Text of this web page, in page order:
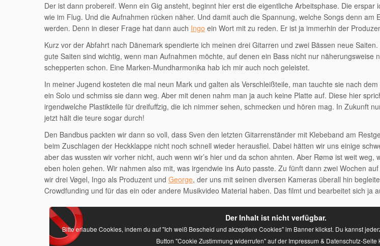
Der ist dann probereif. Wenn ein Gig ansteht, beginnt hier erst die eigentliche Arbeitsphase. Die erspar
wie im Flug. Und die Aufnahmen rücken näher. Und damit auch die Spannung, welche Songs denn am
werden. Denn in dieser Frage hat dann auch Ingo ein Wort mit zu reden. Er ist ja immerhin der
Kurz vor der Abfahrt nach Dänemark spendierte ich meinen drei Gitarren und zwei Bässen neue
gute Saiten sind wichtig, wenn man Aufnahmen möchte, auf denen ein Bass nicht nur näherungsweise
schepperten schon. Eine Marken-Mundharmonika hab ich mir auch noch geleistet.
In meiner Jugend kosteten die mal neun Mark und galten als Verschleißteile, man tauchte sie nach
ein Solo und schmiss sie dann weg. Aber mit denen nahm man ja auch keine Platte auf. Diese hier
irgendwelche Plastikteile für dreifuffzig, die ich nimmer sehen, schmecken und hören mag. In Zukunft
jetzt hält die teure sogar durch!
Den Bandbus packten wir dann so voll, dass Sven den letzten Gitarrenständer mit Klebeband am
beim Zuschlagen der Heckklappe nicht noch schnell wieder herausfiel. Dabei hätten wir uns einige
aber das wussten wir vorher nicht, auch wenn wir’s hier und da schon ahnten. Aber Rømø ist weit weg,
eben holen gehen. Wir nahmen also mit, was irgendwie ins Auto passte. Zu fünft dann zwei Wochen
wir drei Vøgel, Ingo als Produzent und George, der uns mit seinen diversen Kameras überall hin
Crowdfunding und für das ein oder andere Musikvideo Material haben. Das filmt und bearbeitet sich ja
Der Inhalt ist nicht verfügbar.
Bitte erlaube Cookies, indem du auf "Ich weiß Bescheid und akzeptiere Cookies" im Banner klickst. Du kannst
Button "Cookie Zustimmung widerrufen" auf der Impressum & Datenschutz-Seite